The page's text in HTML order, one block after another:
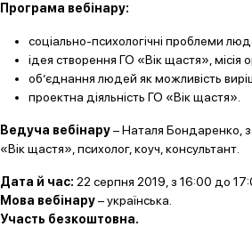
Програма вебінару:
соціально-психологічні проблеми
ідея створення ГО «Вік щастя», місія
об’єднання людей як можливість
проектна діяльність ГО «Вік щастя».
Ведуча вебінару– Наталя Бондаренко,
«Вік щастя», психолог, коуч, консультант.
Дата й час: 22 серпня 2019, з 16:00 до
Мова вебінару– українська.
Участь безкоштовна.